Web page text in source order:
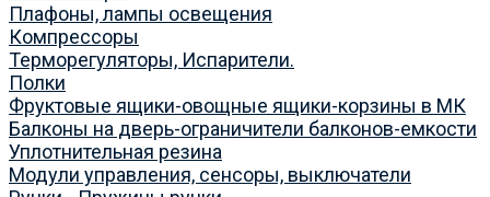
Плафоны, лампы освещения
Компрессоры
Терморегуляторы, Испарители.
Полки
Фруктовые ящики-овощные ящики-корзины в МК
Балконы на дверь-ограничители балконов-емкости
Уплотнительная резина
Модули управления, сенсоры, выключатели